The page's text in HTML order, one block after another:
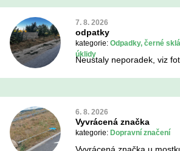
7. 8. 2026
odpatky
kategorie: Odpadky, černé
úklidy
Neustaly neporadek, viz
6. 8. 2026
Vyvrácená značka
kategorie: Dopravní značení